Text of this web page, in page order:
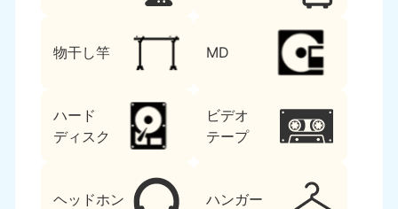
物干し竿 MD
ハード
ディスク
ビデオ
テープ
ヘッドホン ハンガー